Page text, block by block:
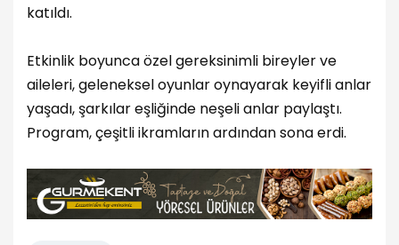
katıldı.
Etkinlik boyunca özel gereksinimli bireyler ve
aileleri, geleneksel oyunlar oynayarak keyifli anlar
yaşadı, şarkılar eşliğinde neşeli anlar paylaştı.
Program, çeşitli ikramların ardından sona erdi.